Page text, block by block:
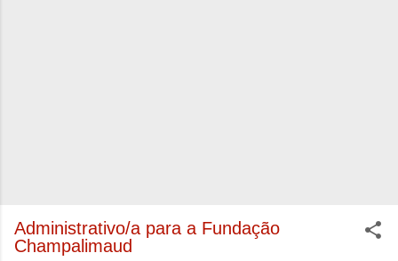
Administrativo/a para a Fundação
Champalimaud